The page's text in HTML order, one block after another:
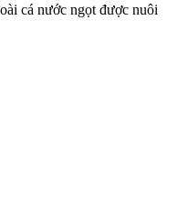
cá nước ngọt được nuôi